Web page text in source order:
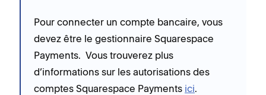
Pour connecter un compte bancaire, vous
devez être le gestionnaire Squarespace
Payments. Vous trouverez plus
d’informations sur les autorisations des
comptes Squarespace Payments ici.